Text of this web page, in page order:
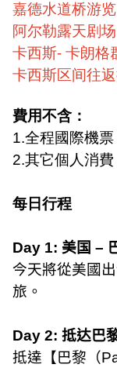
嘉德水道桥游览
阿尔勒露天剧场
卡西斯- 卡朗格
卡西斯区间往
費用不含：
1.全程國際機票
2.其它個人消費
每日行程
Day 1: 美国 –
今天將從美國
旅 。
Day 2: 抵达巴
抵達【巴黎（